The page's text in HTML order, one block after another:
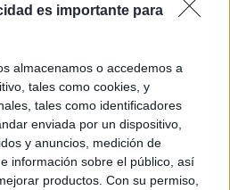
es importante para
almacenamos o accedemos a
tales como cookies, y
tales como identificadores
enviada por un dispositivo,
y anuncios, medición de
información sobre el público, así
productos. Con su permiso,